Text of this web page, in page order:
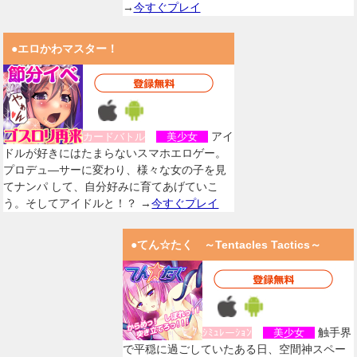
→今すぐプレイ
●エロかわマスター！
カードバトル 美少女
アイ
ドルが好きにはたまらないスマホエロゲー。
プロデュ―サーに変わり、様々な女の子を見
てナンパ して、自分好みに育てあげていこ
う。そしてアイドルと！？ →今すぐプレイ
●てん☆たく ～Tentacles Tactics～
ｼﾐｭﾚーｼｮﾝ 美少女
触手界
で平穏に過ごしていたある日、空間神スペー